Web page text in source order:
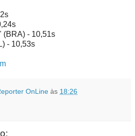
(BRA) - 10,51s
- 10,53s
OnLine às 18:26